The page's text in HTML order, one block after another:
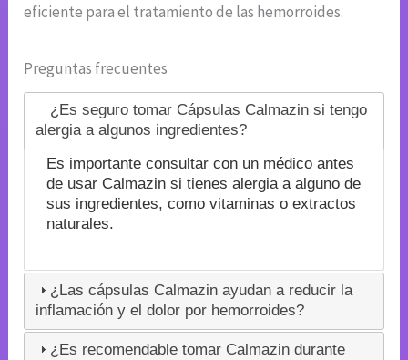
eficiente para el tratamiento de las hemorroides.
Preguntas frecuentes
¿Es seguro tomar Cápsulas Calmazin si tengo
alergia a algunos ingredientes?
Es importante consultar con un médico antes
de usar Calmazin si tienes alergia a alguno de
sus ingredientes, como vitaminas o extractos
naturales.
¿Las cápsulas Calmazin ayudan a reducir la
inflamación y el dolor por hemorroides?
¿Es recomendable tomar Calmazin durante